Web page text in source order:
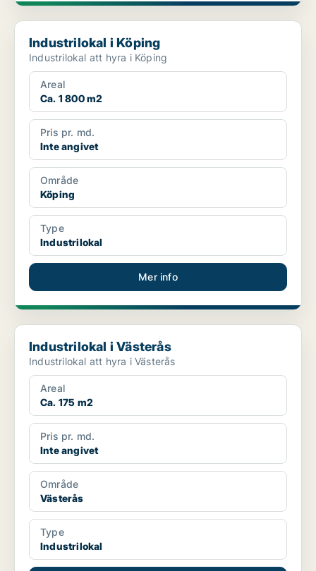
Industrilokal i Köping
Industrilokal i Köping
Industrilokal att hyra i Köping
Areal
Ca. 1 800 m2
Pris pr. md.
Inte angivet
Område
Köping
Type
Industrilokal
Mer info
Industrilokal i Västerås
Industrilokal i Västerås
Industrilokal att hyra i Västerås
Areal
Ca. 175 m2
Pris pr. md.
Inte angivet
Område
Västerås
Type
Industrilokal